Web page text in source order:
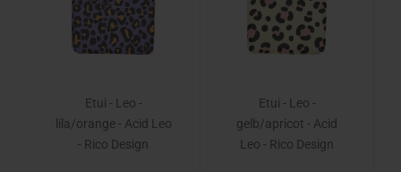
Etui - Leo -
lila/orange - Acid Leo
- Rico Design
Etui - Leo -
gelb/apricot - Acid
Leo - Rico Design